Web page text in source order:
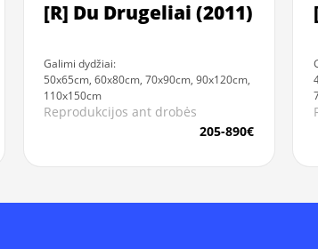
[R] Du Drugeliai (2011)
Galimi dydžiai:
50x65cm, 60x80cm, 70x90cm, 90x120cm,
110x150cm
Reprodukcijos ant drobės
205-890€